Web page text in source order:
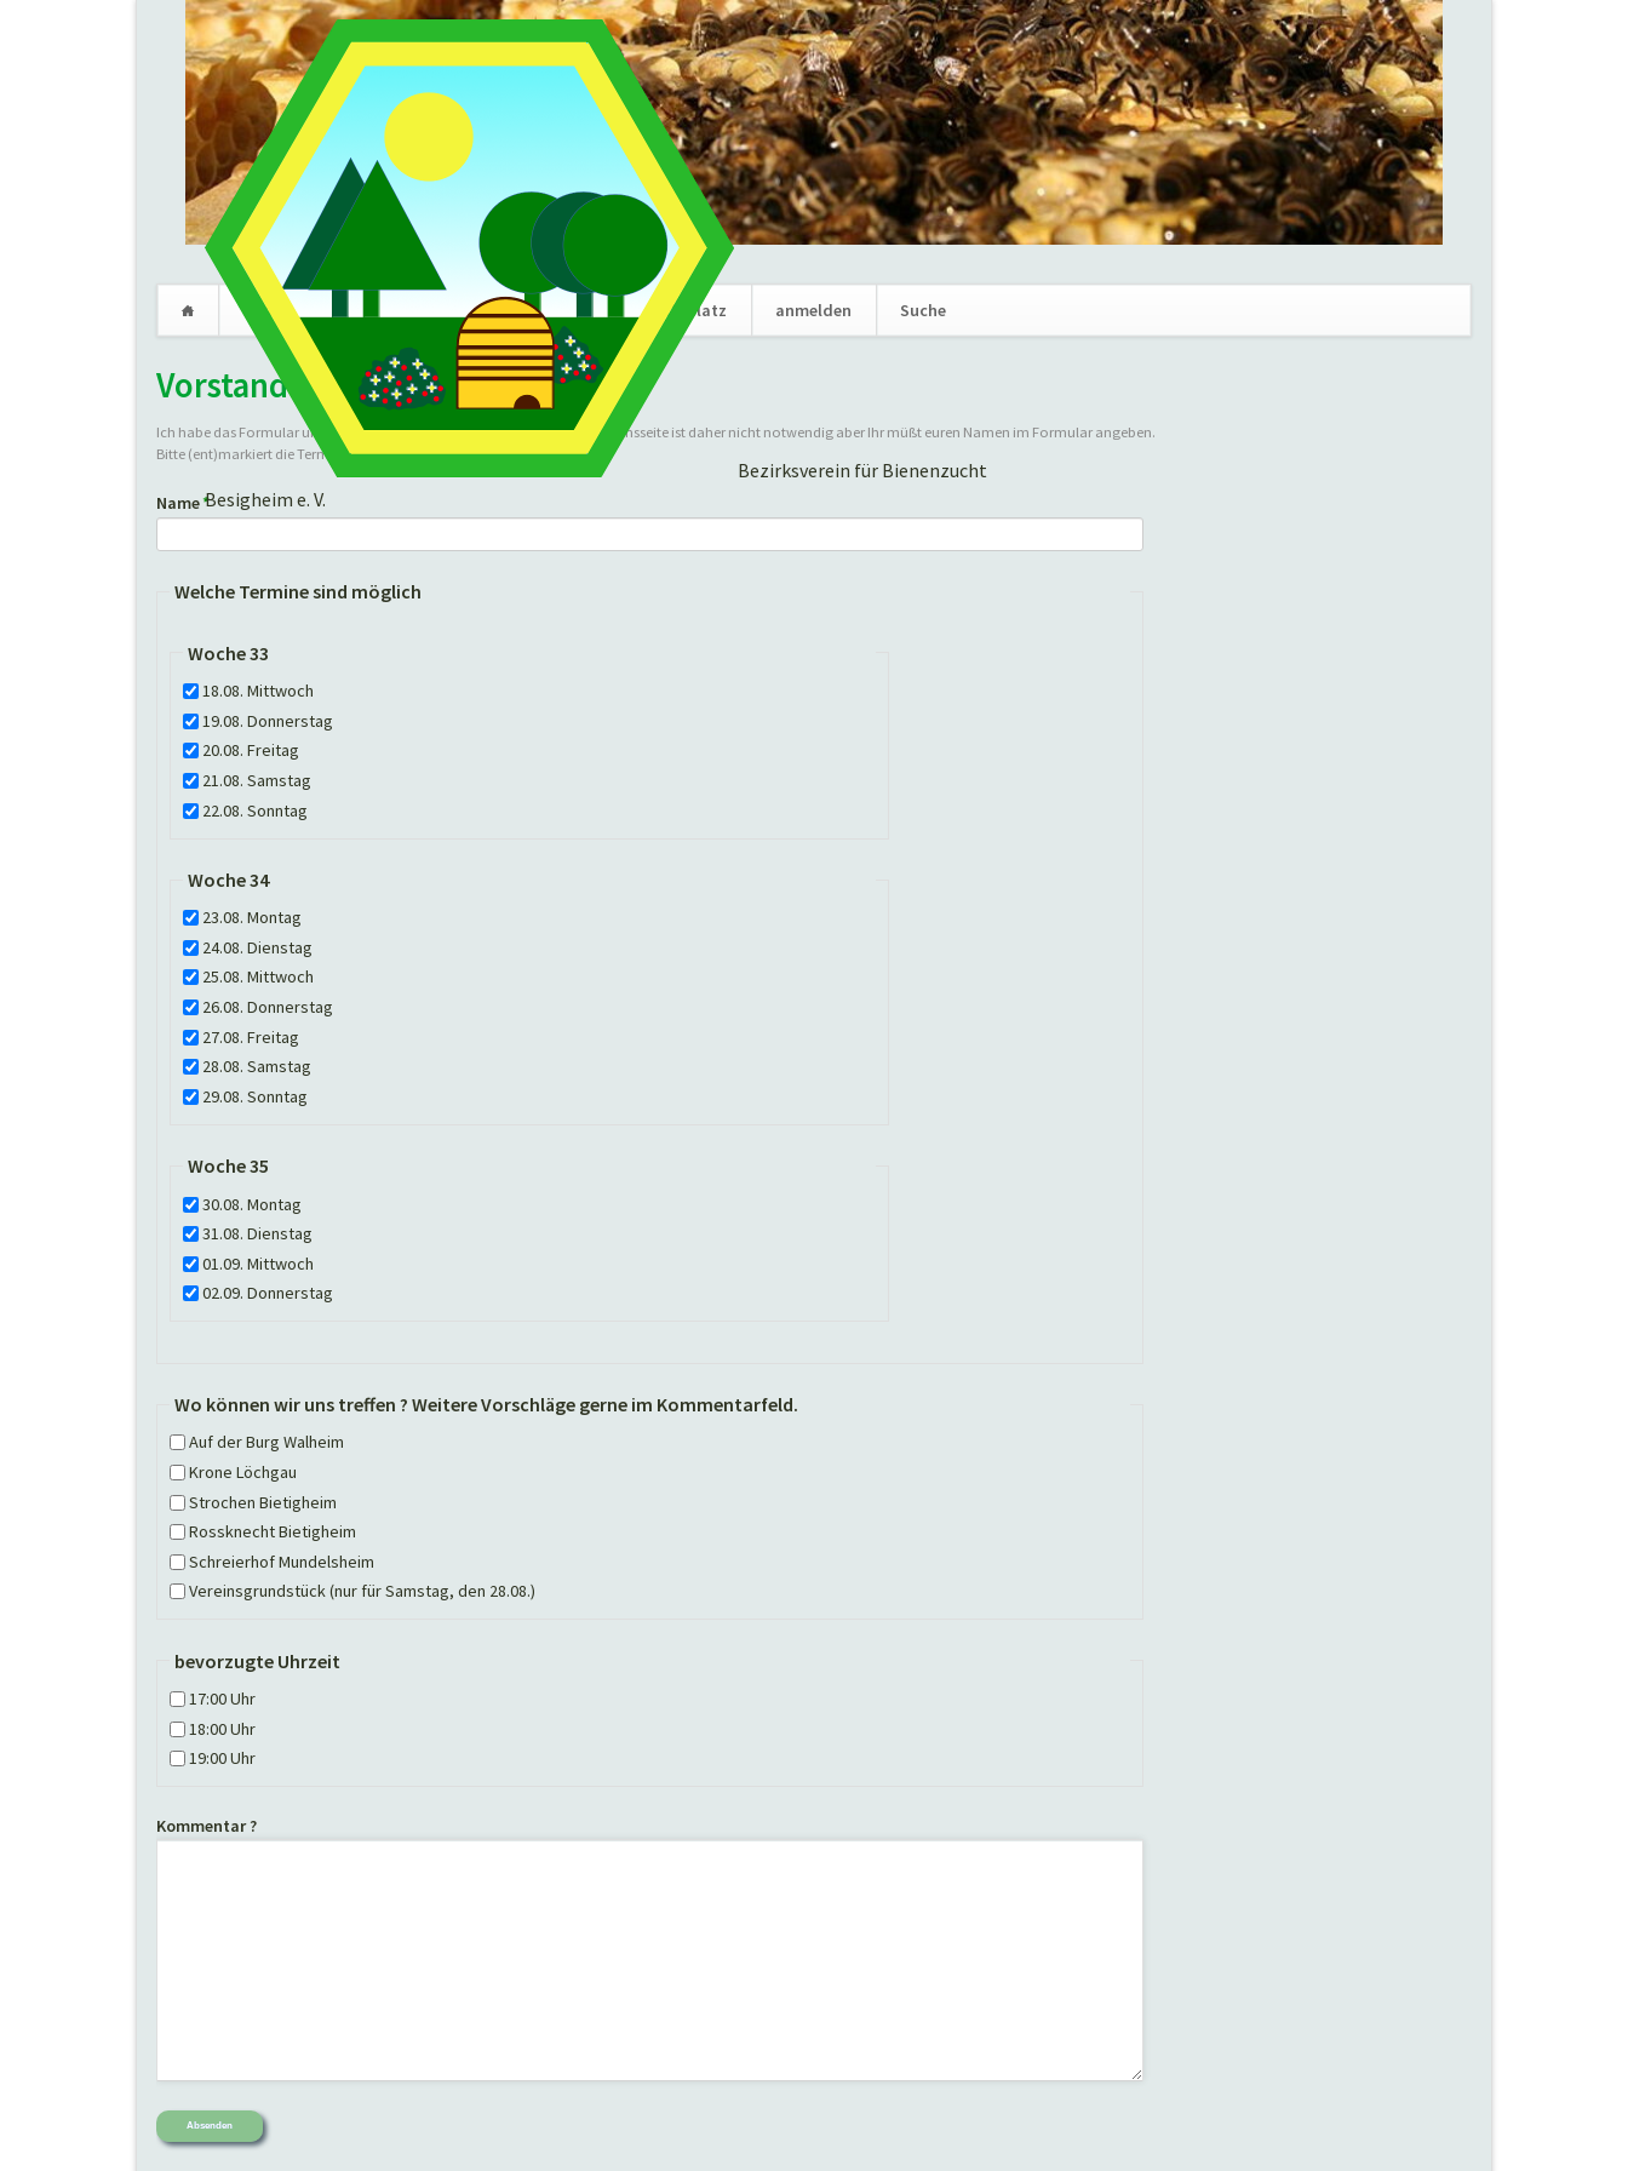
Bezirksverein für Bienenzucht
Besigheim e. V.
überspringen
Verein Termine Marktplatz anmelden Suche
überspringen
Vorstand Terminabstimmung
Ich habe das Formular unkomliziert gestaltet. Die Anmeldung auf der Vereinsseite ist daher nicht notwendig aber Ihr müßt euren Namen im Formular angeben.
Bitte (ent)markiert die Termine, an welchen Ihr (nicht) teilnehmen könnt.
Pflichtfeld
Name*
Welche Termine sind möglich
Woche 33
18.08. Mittwoch
19.08. Donnerstag
20.08. Freitag
21.08. Samstag
22.08. Sonntag
Woche 34
23.08. Montag
24.08. Dienstag
25.08. Mittwoch
26.08. Donnerstag
27.08. Freitag
28.08. Samstag
29.08. Sonntag
Woche 35
30.08. Montag
31.08. Dienstag
01.09. Mittwoch
02.09. Donnerstag
Wo können wir uns treffen ? Weitere Vorschläge gerne im Kommentarfeld.
Auf der Burg Walheim
Krone Löchgau
Strochen Bietigheim
Rossknecht Bietigheim
Schreierhof Mundelsheim
Vereinsgrundstück (nur für Samstag, den 28.08.)
bevorzugte Uhrzeit
17:00 Uhr
18:00 Uhr
19:00 Uhr
Kommentar ?
Absenden